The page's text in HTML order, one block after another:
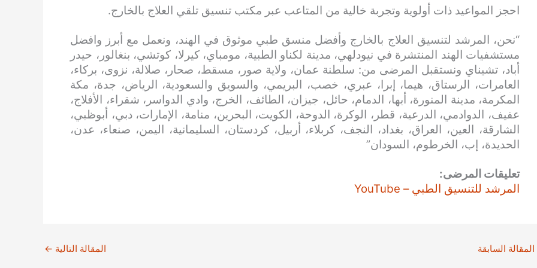
احجز المواعيد ذات أولوية وتجربة خالية من المتاعب عبر مكتب تنسيق تلقي العلاج بالخارج.
“نحن، المرشد لتنسيق العلاج بالخارج وأفضل منسق طبي موثوق في الهند، ونعمل مع أبرز وافضل
مستشفيات الهند المنتشرة في نيودلهي، مدينة لكناو الطبية، مومباي، كيرلا، كوتشي، بنغالور، حيدر
أباد، تشيناي ونستقبل المرضى من: سلطنة عمان، ولاية صور، مسقط، صحار، صلالة، نزوى، بركاء،
العامرات، الرستاق، هيما، إبرا، عبري، خصب، البريمي، والسويق والسعودية، الرياض، جدة، مكة
المكرمة، مدينة المنورة، أبها، الدمام، حائل، جيزان، الطائف، الخرج، وادي الدواسر، شقراء، الأفلاج،
عفيف، الدوادمي، الدرعية، قطر، الوكرة، الدوحة، الكويت، البحرين، منامة، الإمارات، دبي، أبوظبي،
الشارقة، العين، العراق، بغداد، النجف، كربلاء، أربيل، كردستان، السليمانية، اليمن، صنعاء، عدن،
الحديدة، إب، الخرطوم، السودان”
تعليقات المرضى:
المرشد للتنسيق الطبي – YouTube
المقالة السابقة المقالة التالية ←